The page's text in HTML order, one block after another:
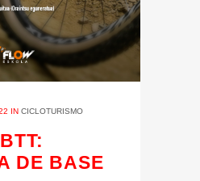
IN CICLOTURISMO
DE BASE